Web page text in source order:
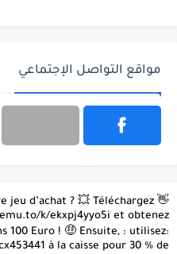
مواقع التواصل الإجتماعي
jeu d’achat ? 💥 Téléchargez
k/ekxpj4yyo5i et obtenez
100 Euro ! 🤑 Ensuite, : utilisez:
à la caisse pour 30 % de